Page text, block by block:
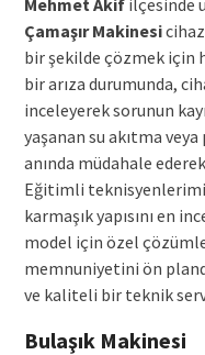
Çamaşır Makinesi
bir şekilde çözmek için
bir arıza durumunda,
inceleyerek sorunun
yaşanan su akıtma
anında müdahale
Eğitimli
karmaşık yapısını en
model için özel
memnuniyetini ön
ve kaliteli bir teknik
Bulaşık Makinesi